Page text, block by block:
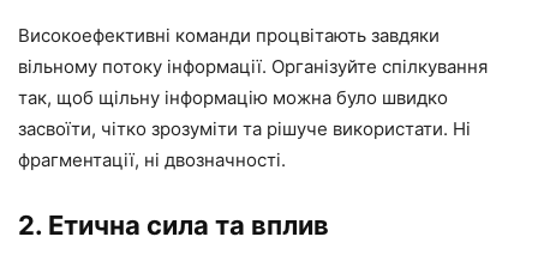
Високоефективні команди процвітають завдяки
вільному потоку інформації. Організуйте спілкування
так, щоб щільну інформацію можна було швидко
засвоїти, чітко зрозуміти та рішуче використати. Ні
фрагментації, ні двозначності.
2. Етична сила та вплив